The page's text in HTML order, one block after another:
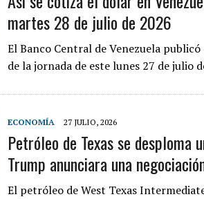
martes 28 de julio de 2026
El Banco Central de Venezuela
de la jornada de este lunes 27 de julio
ECONOMÍA 27 JULIO, 2026
Petróleo de Texas se desploma
Trump anunciara una
El petróleo de West Texas